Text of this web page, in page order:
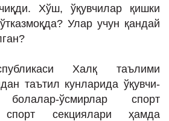
Хўш, ўқувчилар қишки
Улар учун қандай
Халқ таълими
таътил кунларида ўқувчи-
ўсмирлар спорт
спорт секциялари ҳамда